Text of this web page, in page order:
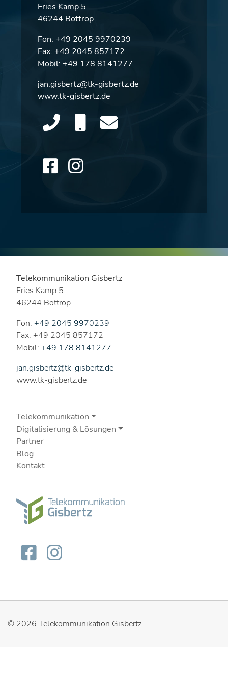
Fries Kamp 5
46244 Bottrop
Fon: +49 2045 9970239
Fax: +49 2045 857172
Mobil: +49 178 8141277
jan.gisbertz@tk-gisbertz.de
www.tk-gisbertz.de
Telekommunikation Gisbertz
Fries Kamp 5
46244 Bottrop
Fon: +49 2045 9970239
Fax: +49 2045 857172
Mobil: +49 178 8141277
jan.gisbertz@tk-gisbertz.de
www.tk-gisbertz.de
Telekommunikation
Digitalisierung & Lösungen
Partner
Blog
Kontakt
© 2026 Telekommunikation Gisbertz